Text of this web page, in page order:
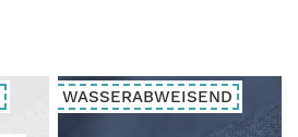
WASSERABWEISEND